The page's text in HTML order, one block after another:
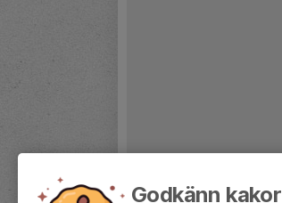
Godkänn kakor